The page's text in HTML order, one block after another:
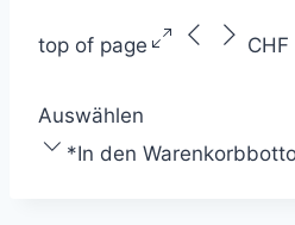
top of page
Auswählen
*In den Warenkorb